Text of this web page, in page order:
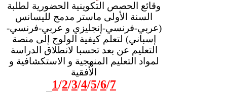
وقائع الحصص التكوينية الحضورية لطلبة
السنة الأولى ماستر مدمج لليسانس
(عربي-فرنسي-إنجليزي و عربي-فرنسي-
إسباني) لتعلم كيفية الولوج إلى منصة
التعليم عن بعد تحسبا لانطلاق الدراسة
لمواد التعليم المنهجية و الاستكشافية و
الأفقية
1/2/3/4/5/6/7